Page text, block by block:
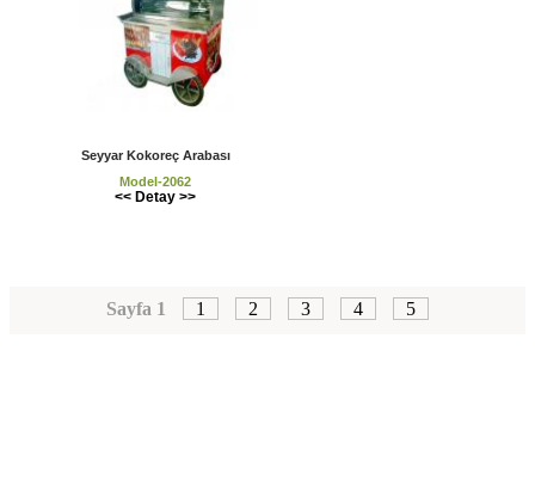
Seyyar Kokoreç Arabası
Model-2062
<< Detay >>
Sayfa 1 1 2 3 4 5